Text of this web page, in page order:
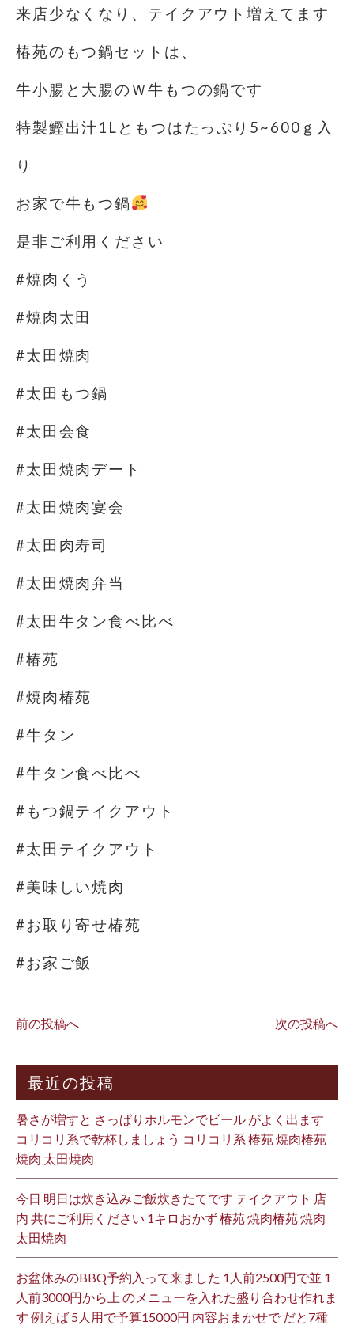
来店少なくなり、テイクアウト増えてます
椿苑のもつ鍋セットは、
牛小腸と大腸のＷ牛もつの鍋です
特製鰹出汁1Lともつはたっぷり5~600ｇ入
り️
お家で牛もつ鍋
是非ご利用ください
#焼肉くう
#焼肉太田
#太田焼肉
#太田もつ鍋
#太田会食
#太田焼肉デート
#太田焼肉宴会
#太田肉寿司
#太田焼肉弁当
#太田牛タン食べ比べ
#椿苑
#焼肉椿苑
#牛タン
#牛タン食べ比べ
#もつ鍋テイクアウト
#太田テイクアウト
#美味しい焼肉
#お取り寄せ椿苑
#お家ご飯
前の投稿へ 次の投稿へ
最近の投稿
暑さが増すと さっぱりホルモンでビール がよく出ます
コリコリ系で乾杯しましょう コリコリ系 椿苑 焼肉椿苑
焼肉 太田焼肉
今日 明日は炊き込みご飯炊きたてです テイクアウト 店
内 共にご利用ください 1キロおかず 椿苑 焼肉椿苑 焼肉
太田焼肉
お盆休みのBBQ予約入って来ました 1人前2500円で並 1
人前3000円から上 のメニューを入れた盛り合わせ作れま
す 例えば 5人用で予算15000円 内容おまかせで だと7種